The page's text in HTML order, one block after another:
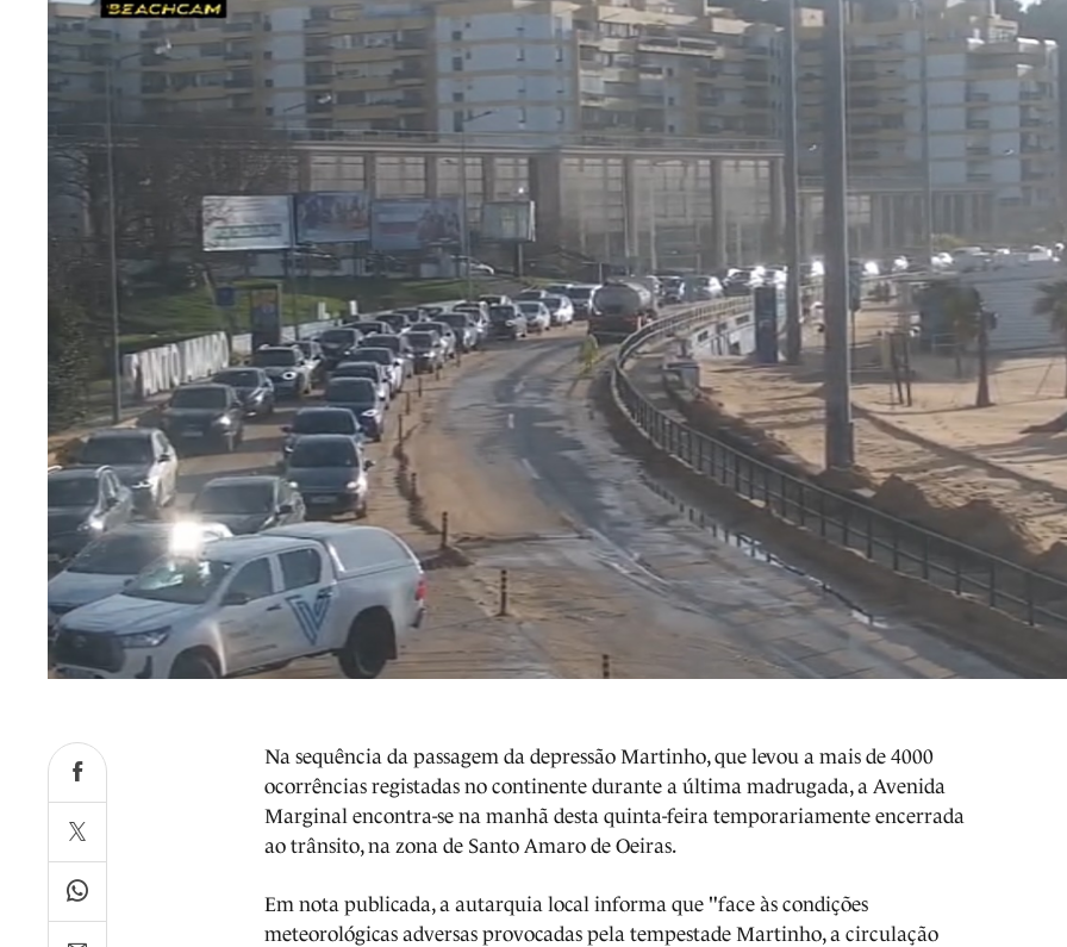
Na sequência da passagem da depressão Martinho, que levou a mais de 4000
ocorrências registadas no continente durante a última madrugada, a Avenida
Marginal encontra-se na manhã desta quinta-feira temporariamente encerrada
ao trânsito, na zona de Santo Amaro de Oeiras.
Em nota publicada, a autarquia local informa que "face às condições
meteorológicas adversas provocadas pela tempestade Martinho, a circulação